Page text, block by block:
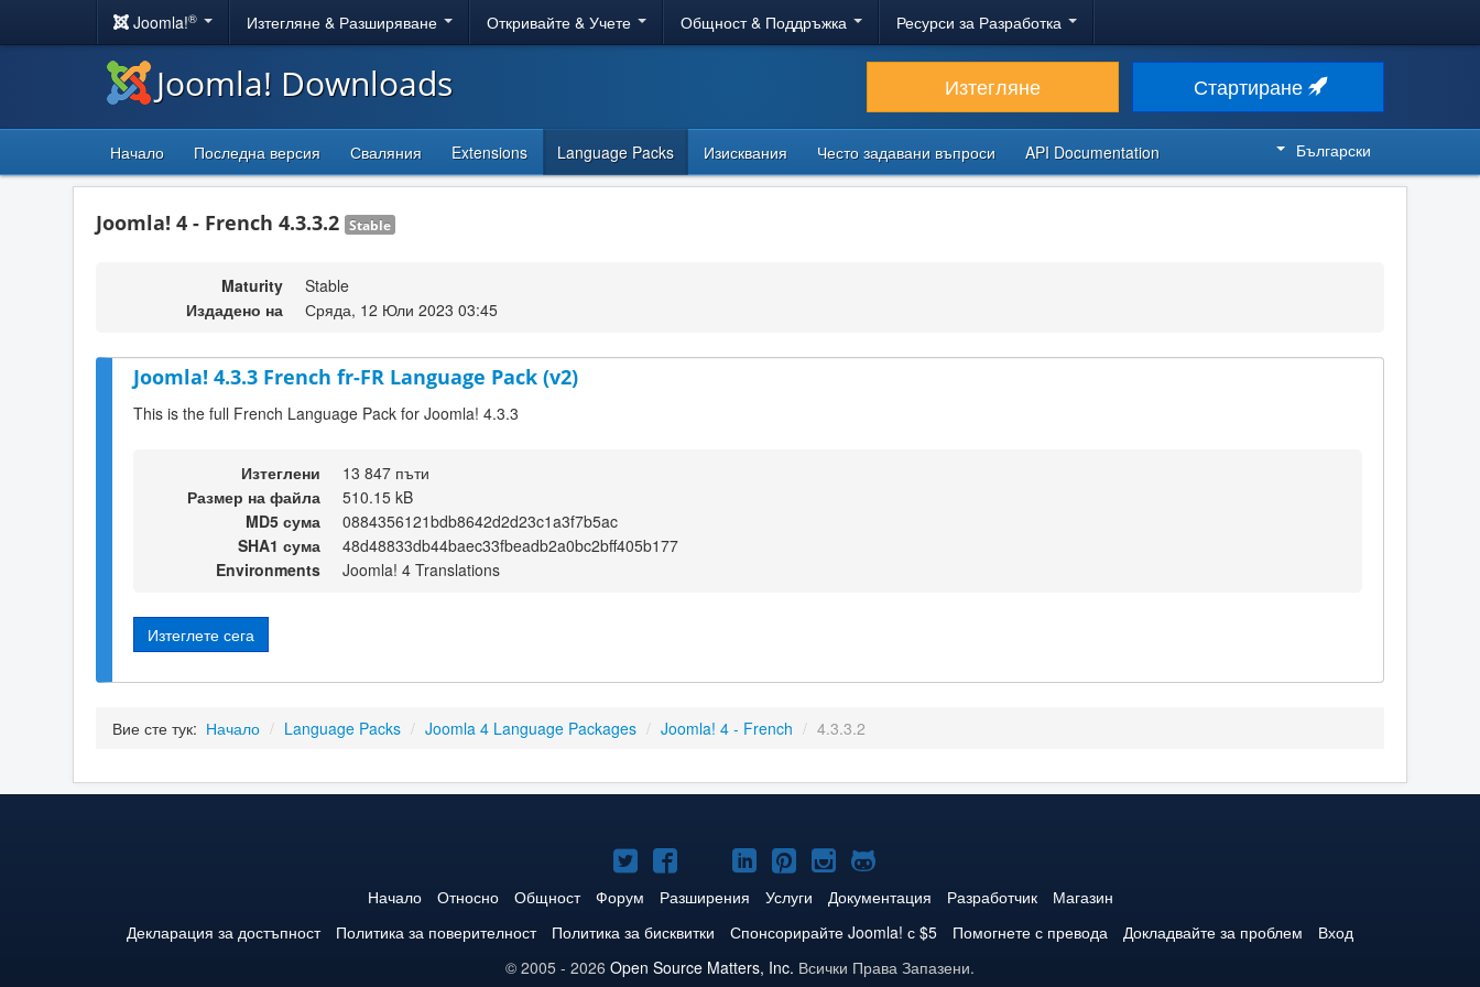
Joomla!® Изтегляне & Разширяване Откривайте & Учете Общност & Поддръжка Ресурси за Разработка
Joomla! Downloads Изтегляне Стартиране
Начало Последна версия Сваляния Extensions Language Packs Изисквания Често задавани въпроси API Documentation Български
Joomla! 4 - French 4.3.3.2 Stable
Maturity
Stable
Издадено на
Сряда, 12 Юли 2023 03:45
Joomla! 4.3.3 French fr-FR Language Pack (v2)
This is the full French Language Pack for Joomla! 4.3.3
Изтеглени
13 847 пъти
Размер на файла
510.15 kB
MD5 сума
0884356121bdb8642d2d23c1a3f7b5ac
SHA1 сума
48d48833db44baec33fbeadb2a0bc2bff405b177
Environments
Joomla! 4 Translations
Изтеглете сега
Вие сте тук: Начало / Language Packs / Joomla 4 Language Packages / Joomla! 4 - French / 4.3.3.2
Joomla!
в
Twitter
Joomla!
във
Facebook
Joomla!
в
YouTube
Joomla!
в
LinkedIn
Joomla!
в
Pinterest
Joomla!
в
Instagram
Joomla!
в
GitHub
Начало Относно Общност Форум Разширения Услуги Документация Разработчик
Магазин
Декларация за достъпност
Политика за поверителност Политика за бисквитки Спонсорирайте Joomla! с $5 Помогнете с превода Докладвайте за проблем
Вход
© 2005 - 2026 Open Source Matters, Inc. Всички Права Запазени.